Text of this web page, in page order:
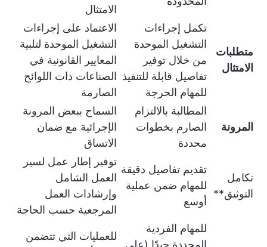
الامتثال
متطلبات
الامتثال
تكمل إجراءات
التشغيل الموحدة
من خلال توفير
تفاصيل قابلة للتنفيذ
للمهام الحرجة
الاعتماد على إجراءات
التشغيل الموحدة لتلبية
المعايير القانونية في
الصناعات ذات اللوائح
الصارمة
المرونة
المطالبة بالالتزام
الصارم بخطوات
محددة
السماح ببعض المرونة
الإجرائية مع ضمان
الاتساق
تكامل
التوثيق**
تقديم تفاصيل دقيقة
للمهام ضمن عملية
أوسع
توفير إطار عمل لسير
العمل الشامل
وإرشادات العمل
المرجعية حسب الحاجة
للمهام الفردية
المحددة جيدًا (على
للعمليات التي تتضمن